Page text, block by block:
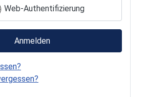
Web-Authentifizierung
Anmelden